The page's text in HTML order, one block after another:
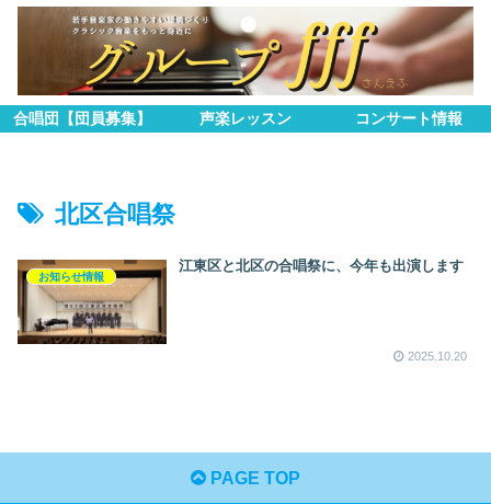
合唱団【団員募集】 声楽レッスン コンサート情報
北区合唱祭
お知らせ情報
江東区と北区の合唱祭に、今年も出演します
2025.10.20
PAGE TOP